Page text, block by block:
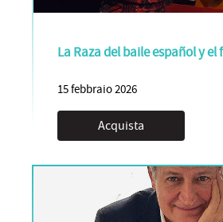
La Raza del baile español y
15 febbraio 2026
Acquista